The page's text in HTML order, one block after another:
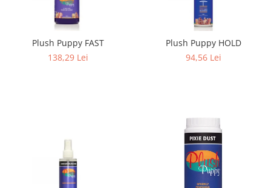
Plush Puppy FAST
138,29 Lei
Plush Puppy HOLD
94,56 Lei